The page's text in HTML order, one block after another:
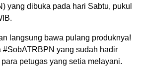
yang dibuka pada hari Sabtu, pukul
langsung bawa pulang produknya!
#SobATRBPN yang sudah hadir
petugas yang setia melayani.